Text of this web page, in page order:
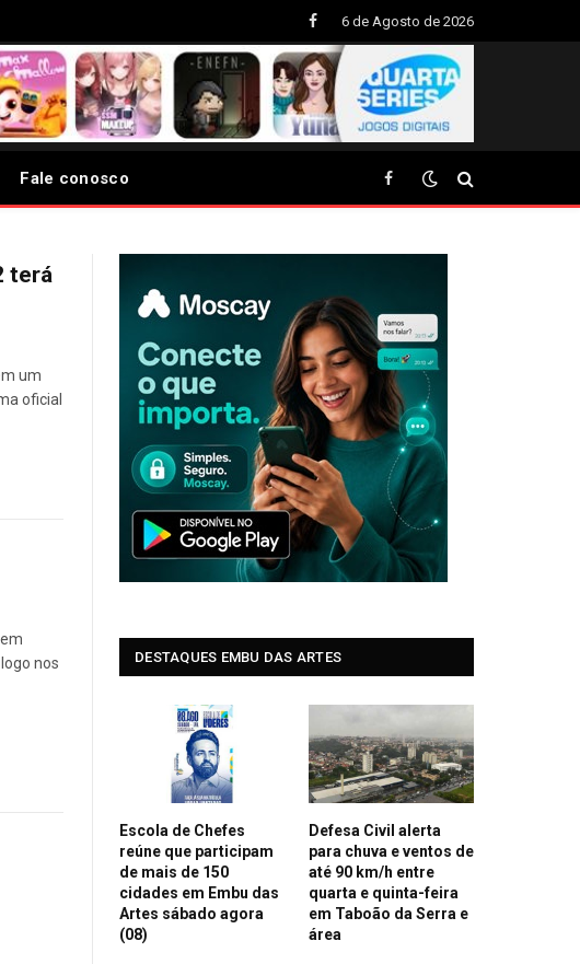
Facebook
6 de Agosto de 2026
Fale conosco Facebook
terá
um
oficial
nos
DESTAQUES EMBU DAS ARTES
Escola de Chefes
reúne que participam
de mais de 150
cidades em Embu das
Artes sábado agora
(08)
Defesa Civil alerta
para chuva e ventos de
até 90 km/h entre
quarta e quinta-feira
em Taboão da Serra e
área